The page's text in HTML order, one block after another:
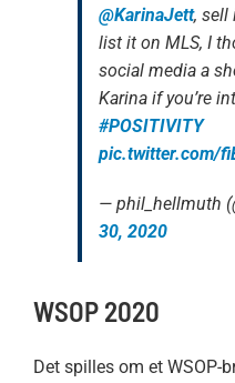
@KarinaJett, sell
list it on MLS, I
social media a
Karina if you’re
#POSITIVITY
pic.twitter.com/
— phil_hellmuth
30, 2020
WSOP 2020
Det spilles om et WSOP-